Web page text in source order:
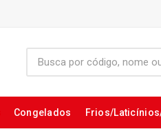
Congelados Frios/